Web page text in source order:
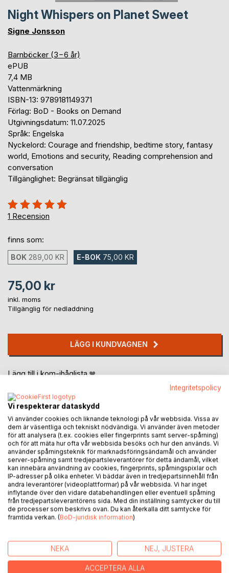
Night Whispers on Planet Sweet
Signe Jonsson
Barnböcker (3−6 år)
ePUB
7,4 MB
Vattenmärkning
ISBN-13: 9789181149371
Förlag: BoD - Books on Demand
Utgivningsdatum: 11.07.2025
Språk: Engelska
Nyckelord: Courage and friendship, bedtime story, fantasy
world, Emotions and security, Reading comprehension and
conversation
Tillgänglighet: Begränsat tillgänglig
Betyg::
100%
1 Recension
finns som:
BOK 289,00 KR E-BOK 75,00 KR
75,00 kr
inkl. moms
Tillgänglig för nedladdning
LÄGG I KUNDVAGNEN
Lägg till i kom-ihåglista
BESKRIVNING
Night Whispers on Planet Sweet is a cozy and imaginative
children's story about courage, friendship, and believing in
oneself. When a shy toy bunny named Tibber finds himself
dreamlike journey across glowing landscapes, facing
playful challenges that help Tibber find his inner strength.
Integritetspolicy
Vi respekterar dataskydd
Vi använder cookies och liknande teknologi på vår webbsida. Vissa av
dem är väsentliga och tekniskt nödvändiga. Vi använder även metoder
för att analysera (t.ex. cookies eller fingerprints samt server-spårning)
och för att mäta hur ofta vår webbsida besöks och hur den används. Vi
använder spårningsteknik för marknadsföringsändamål och använder
server-spårning samt tredjepartsleverantörer för detta ändamål, vilket
kan innebära användning av cookies, fingerprints, spårningspixlar och
IP-adresser på olika enheter. Vi bäddar även in tredjepartsinnehåll från
andra leverantörer (videoplattformar) på vår webbsida. Vi har inget
inflytande över den vidare databehandlingen eller eventuell spårning
från tredjepartsleverantörens sida. Med din inställning samtycker du till
de processer som beskrivs ovan. Du kan återkalla ditt samtycke för
framtida verkan. (BoD-juridisk information)
NEKA NEJ, JUSTERA
ACCEPTERA ALLA